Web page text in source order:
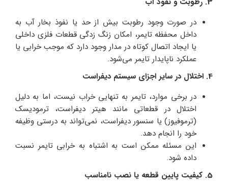
در صورت وجود رطوبت بیش‌ از حد یا نفوذ بخار آب به
داخل محفظه تایمر، امکان زنگ‌ زدگی قطعات فلزی داخلی
یا ایجاد اتصال کوتاه در مدار وجود دارد که موجب خرابی یا
عملکرد ناپایدار تایمر می‌شود.
4. اختلال در سایر اجزای سیستم دیفراست
در برخی موارد، تایمر به‌ تنهایی خراب نیست، اما به دلیل
اختلال در قطعاتی مانند هیتر دیفراست، ترمودیسک
(ترموفیوز) یا سنسور دیفراست، نمی‌تواند به درستی وظیفه
خود را انجام دهد.
این مسئله ممکن است به اشتباه به خرابی تایمر نسبت
داده شود.
5. کیفیت پایین قطعه یا نصب نامناسب